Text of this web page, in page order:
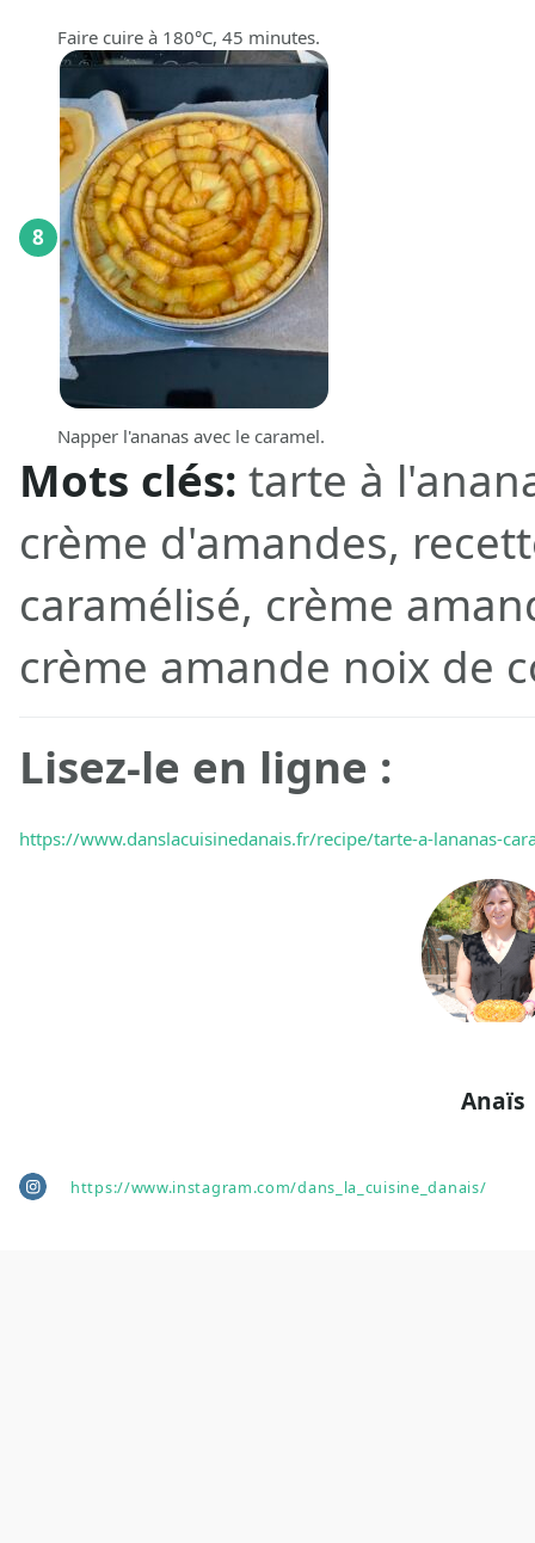
8
Faire cuire à 180°C, 45 minutes.
Napper l'ananas avec le caramel.
Mots clés: tarte à
crème d'amandes,
caramélisé, crème
crème amande noix de
Lisez-le en ligne :
https://www.danslacuisinedanais.fr/recipe/tarte-a-lananas-
Anaïs
https://www.instagram.com/dans_la_cuisine_danais/